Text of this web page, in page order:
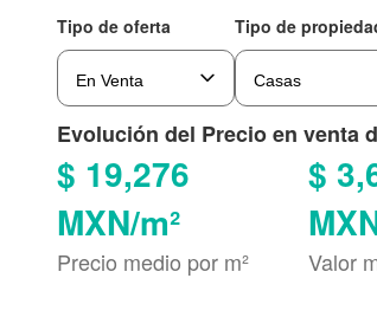
Tipo de oferta Tipo de
Evolución del Precio en venta
$ 19,276
MXN/m²
Precio medio por m²
$
Valor